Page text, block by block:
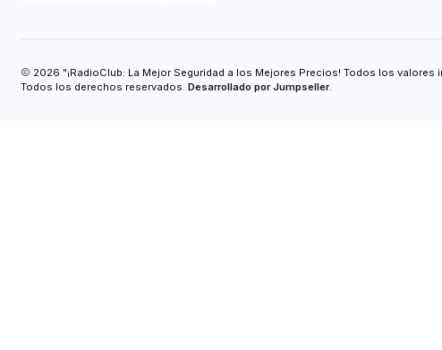
2026 "¡RadioClub: La Mejor Seguridad a los Mejores Precios! Todos los valores
Todos los derechos reservados. Desarrollado por Jumpseller.